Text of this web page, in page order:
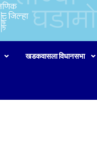
खडकवासला विधानसभा